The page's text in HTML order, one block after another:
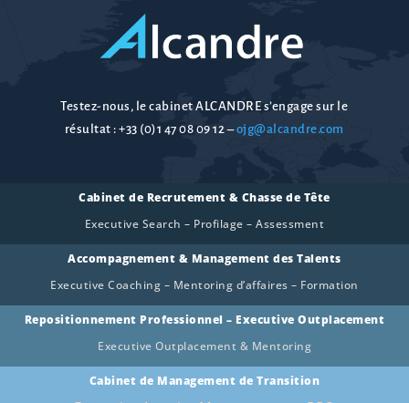
Testez-nous, le cabinet ALCANDRE s’engage sur le
résultat :+33 (0)1 47 08 09 12–ojg@alcandre.com
Cabinet de Recrutement & Chasse de Tête
Executive Search – Profilage – Assessment
Accompagnement & Management des Talents
Executive Coaching – Mentoring d’affaires – Formation
Repositionnement Professionnel – Executive Outplacement
Executive Outplacement & Mentoring
Cabinet de Management de Transition